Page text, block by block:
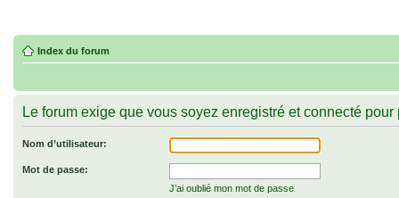
Index du forum
Le forum exige que vous soyez enregistré et connecté
Nom d’utilisateur:
Mot de passe:
J’ai oublié mon mot de passe